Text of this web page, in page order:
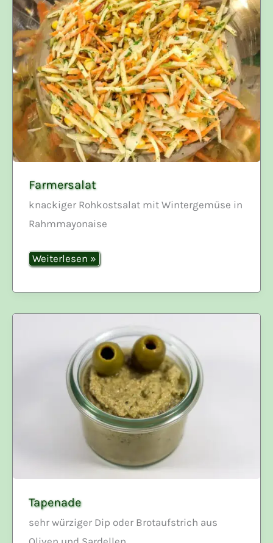
Farmersalat
knackiger Rohkostsalat mit Wintergemüse in
Rahmmayonaise
Farmersalat
Weiterlesen »
Tapenade
sehr würziger Dip oder Brotaufstrich aus